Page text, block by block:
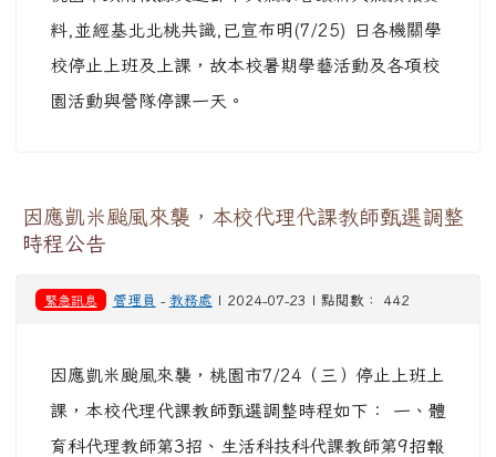
料,並經基北北桃共識,已宣布明(7/25) 日各機關學
校停止上班及上課，故本校暑期學藝活動及各項校
園活動與營隊停課一天。
因應凱米颱風來襲，本校代理代課教師甄選調整
時程公告
緊急訊息 管理員 - 教務處 | 2024-07-23 | 點閱數： 442
因應凱米颱風來襲，桃園市7/24（三）停止上班上
課，本校代理代課教師甄選調整時程如下： 一、體
育科代理教師第3招、生活科技科代課教師第9招報